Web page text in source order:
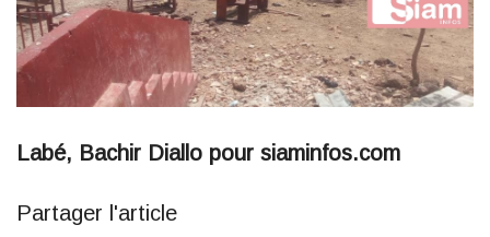
Labé, Bachir Diallo pour siaminfos.com
Partager l'article